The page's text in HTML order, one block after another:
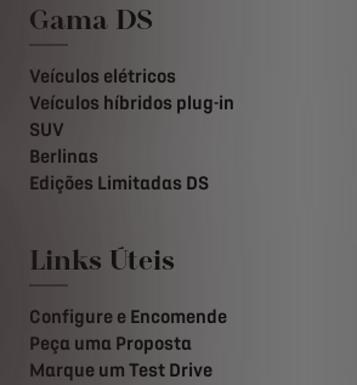
Gama DS
Veículos elétricos
Veículos híbridos plug-in
SUV
Berlinas
Edições Limitadas DS
Links Úteis
Configure e Encomende
Peça uma Proposta
Marque um Test Drive